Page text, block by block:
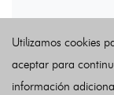
Utilizamos cookies
aceptar para
información